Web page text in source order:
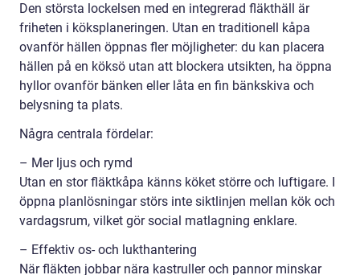
Den största lockelsen med en integrerad fläkthäll är
friheten i köksplaneringen. Utan en traditionell kåpa
ovanför hällen öppnas fler möjligheter: du kan placera
hällen på en köksö utan att blockera utsikten, ha öppna
hyllor ovanför bänken eller låta en fin bänkskiva och
belysning ta plats.
Några centrala fördelar:
– Mer ljus och rymd
Utan en stor fläktkåpa känns köket större och luftigare. I
öppna planlösningar störs inte siktlinjen mellan kök och
vardagsrum, vilket gör social matlagning enklare.
– Effektiv os- och lukthantering
När fläkten jobbar nära kastruller och pannor minskar